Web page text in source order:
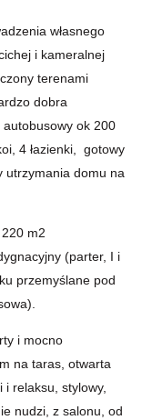
własnego
i kameralnej
terenami
dobra
ok 200
4 łazienki, gotowy
utrzymania domu na
m2
(parter, I i
przemyślane pod
i mocno
na taras, otwarta
relaksu, stylowy,
nudzi, z salonu, od